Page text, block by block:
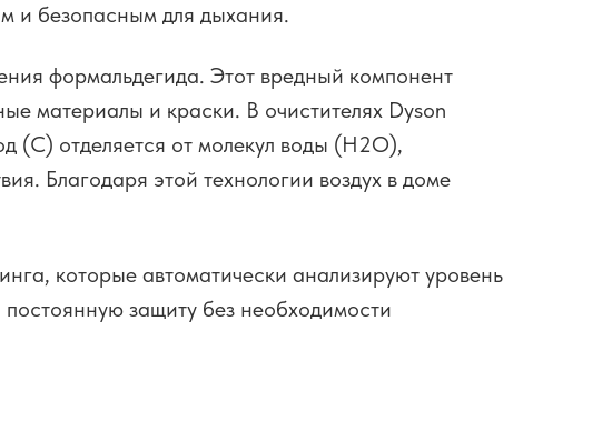
и безопасным для дыхания.
формальдегида. Этот вредный компонент
материалы и краски. В очистителях Dyson
(C) отделяется от молекул воды (H2O),
Благодаря этой технологии воздух в доме
которые автоматически анализируют уровень
защиту без необходимости